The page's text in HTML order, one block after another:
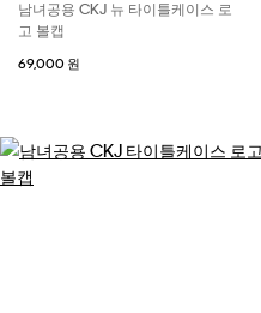
남녀공용 CKJ 뉴 타이틀케이스 로
고 볼캡
69,000 원